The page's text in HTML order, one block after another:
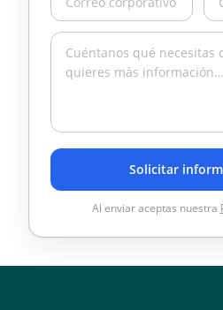
Solicitar
Al enviar aceptas nuestra